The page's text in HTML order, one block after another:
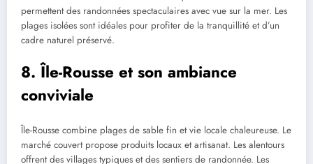
permettent des randonnées spectaculaires avec vue sur la mer. Les
plages isolées sont idéales pour profiter de la tranquillité et d’un
cadre naturel préservé.
8. Île-Rousse et son ambiance
conviviale
Île-Rousse combine plages de sable fin et vie locale chaleureuse. Le
marché couvert propose produits locaux et artisanat. Les alentours
offrent des villages typiques et des sentiers de randonnée. Les